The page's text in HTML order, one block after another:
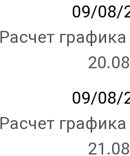
09/08/
Расчет
09/08/
Расчет